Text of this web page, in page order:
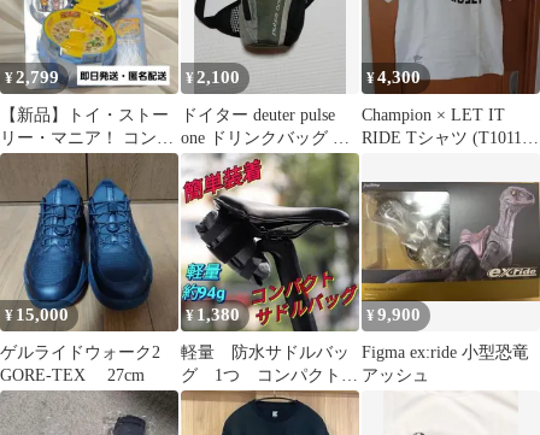
¥2,799
【新品】トイ・ストー
リー・マニア！ コンパ
クトドールハウス ディ
ズニー おもちゃ
¥2,100
ドイター deuter pulse
one ドリンクバッグ オ
リーブグリーン
¥4,300
Champion × LET IT
RIDE Tシャツ (T1011)
¥ 15,000
ゲルライドウォーク2
GORE-TEX 27cm
¥ 1,380
軽量 防水サドルバッ
グ 1つ コンパクト
簡単脱着
¥9,900
Figma ex:ride 小型恐竜
アッシュ